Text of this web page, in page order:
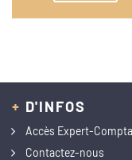
+ D'INFOS
Accès Expert-
Contactez-nous